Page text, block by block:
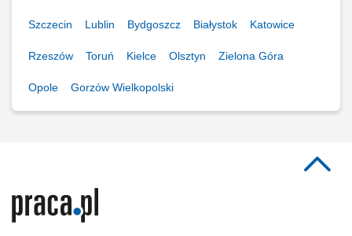
Szczecin Lublin Bydgoszcz Białystok Katowice
Rzeszów Toruń Kielce Olsztyn Zielona Góra
Opole Gorzów Wielkopolski